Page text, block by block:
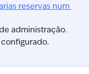
reservas num
administração.